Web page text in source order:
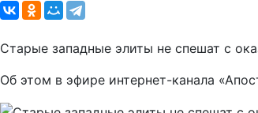
Старые западные элиты не спешат с
Об этом в эфире интернет-канала